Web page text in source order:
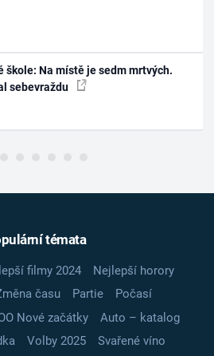
škole: Na místě je sedm mrtvých.
sebevraždu
témata
filmy 2024
Nejlepší horory
času Partie
Počasí
Nové začátky
Auto – katalog
Volby 2025
Svařené víno